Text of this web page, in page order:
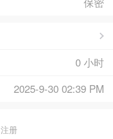
0 小时
2025-9-30 02:39 PM
注册